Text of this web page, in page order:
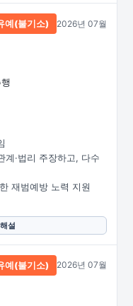
예(불기소) 2026년 07월
계·법리 주장하고, 다수
재범예방 노력 지원
설
예(불기소) 2026년 07월